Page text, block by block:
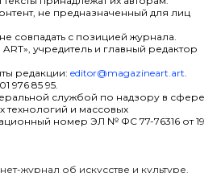
не предназначенный для лиц
совпадать с позицией журнала.
учредитель и главный редактор
редакции: editor@magazineart.art.
976 85 95.
службой по надзору в сфере
и массовых
номер ЭЛ № ФС 77-76316 от 19
журнал об искусстве и культуре.